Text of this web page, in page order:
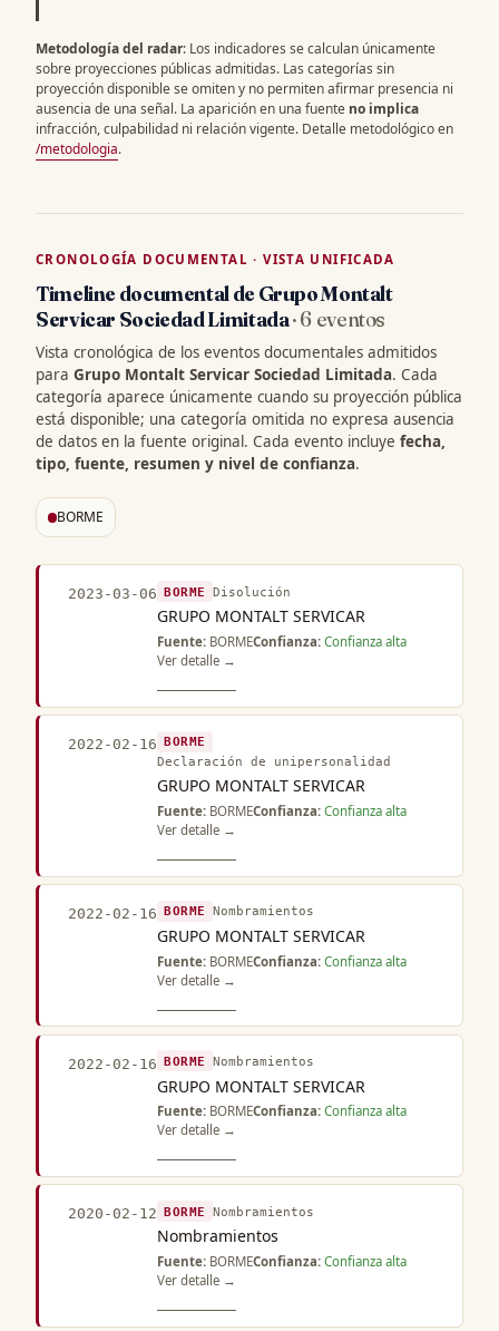
Metodología del radar: Los indicadores se calculan únicamente
sobre proyecciones públicas admitidas. Las categorías sin
proyección disponible se omiten y no permiten afirmar presencia ni
ausencia de una señal. La aparición en una fuente no implica
infracción, culpabilidad ni relación vigente. Detalle metodológico en
/metodologia.
CRONOLOGÍA DOCUMENTAL · VISTA UNIFICADA
Timeline documental de Grupo Montalt
Servicar Sociedad Limitada· 6 eventos
Vista cronológica de los eventos documentales admitidos
para Grupo Montalt Servicar Sociedad Limitada. Cada
categoría aparece únicamente cuando su proyección pública
está disponible; una categoría omitida no expresa ausencia
de datos en la fuente original. Cada evento incluye fecha,
tipo, fuente, resumen y nivel de confianza.
BORME
2023-03-06 BORME Disolución
GRUPO MONTALT SERVICAR
Fuente: BORMEConfianza: Confianza alta
Ver detalle →
2022-02-16 BORME
Declaración de unipersonalidad
GRUPO MONTALT SERVICAR
Fuente: BORMEConfianza: Confianza alta
Ver detalle →
2022-02-16 BORME Nombramientos
GRUPO MONTALT SERVICAR
Fuente: BORMEConfianza: Confianza alta
Ver detalle →
2022-02-16 BORME Nombramientos
GRUPO MONTALT SERVICAR
Fuente: BORMEConfianza: Confianza alta
Ver detalle →
2020-02-12 BORME Nombramientos
Nombramientos
Fuente: BORMEConfianza: Confianza alta
Ver detalle →